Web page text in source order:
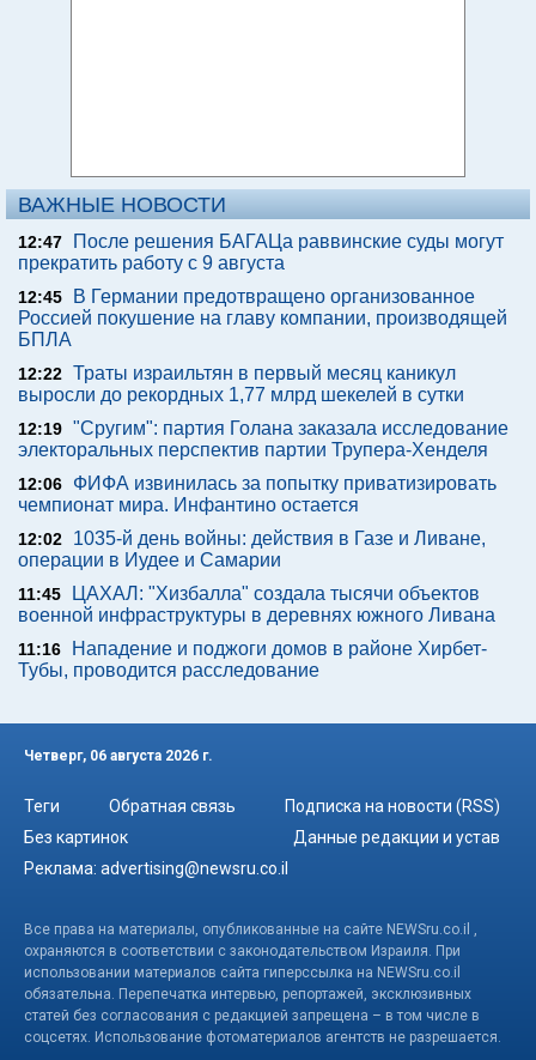
ВАЖНЫЕ НОВОСТИ
12:47
После решения БАГАЦа раввинские суды могут
прекратить работу с 9 августа
12:45
В Германии предотвращено организованное
Россией покушение на главу компании, производящей
БПЛА
12:22 Траты израильтян в первый месяц каникул
выросли до рекордных 1,77 млрд шекелей в сутки
12:19 "Сругим": партия Голана заказала исследование
электоральных перспектив партии Трупера-Хенделя
12:06
ФИФА извинилась за попытку приватизировать
чемпионат мира. Инфантино остается
12:02
1035-й день войны: действия в Газе и Ливане,
операции в Иудее и Самарии
11:45
ЦАХАЛ: "Хизбалла" создала тысячи объектов
военной инфраструктуры в деревнях южного Ливана
11:16
Нападение и поджоги домов в районе Хирбет-
Тубы, проводится расследование
Четверг, 06 августа 2026 г.
Теги Обратная связь
Подписка на новости (RSS)
Без картинок
Данные редакции и устав
Реклама: advertising@newsru.co.il
Все права на материалы, опубликованные на сайте NEWSru.co.il ,
охраняются в соответствии с законодательством Израиля. При
использовании материалов сайта гиперссылка на NEWSru.co.il
обязательна. Перепечатка интервью, репортажей, эксклюзивных
статей без согласования с редакцией запрещена – в том числе в
соцсетях. Использование фотоматериалов агентств не разрешается.